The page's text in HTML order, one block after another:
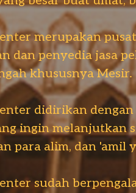
merupakan
dan penyedia jasa
khususnya Mesir.
didirikan
ingin melanjutkan
para alim, dan 'amil
sudah